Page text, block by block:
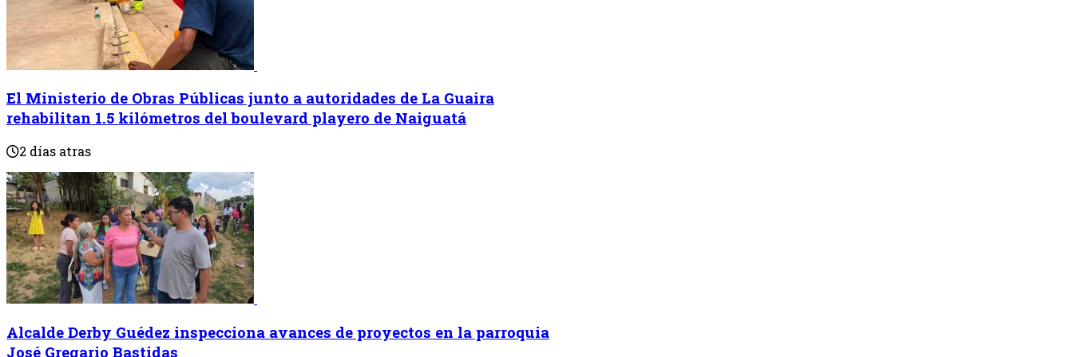
El Ministerio de ⁠Obras Públicas junto a autoridades de La Guaira
rehabilitan 1.5 kilómetros del boulevard playero de Naiguatá
2 días atras
Alcalde Derby Guédez inspecciona avances de proyectos en la parroquia
José Gregario Bastidas